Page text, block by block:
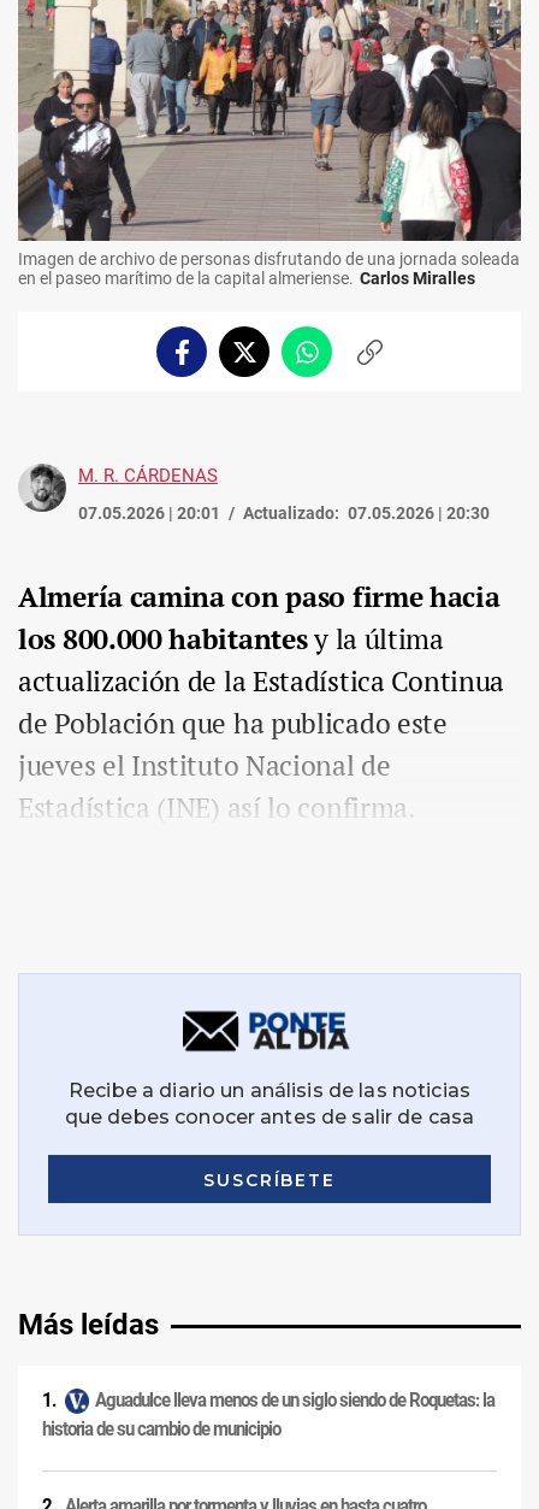
Imagen de archivo de personas disfrutando de una jornada soleada
en el paseo marítimo de la capital almeriense. Carlos Miralles
FacebookTwitterWhatsappCopiar
M. R. CÁRDENAS
07.05.2026 | 20:01 Actualizado: 07.05.2026 | 20:30
Almería camina con paso firme hacia
los 800.000 habitantesy la última
actualización de la Estadística Continua
de Población que ha publicado este
jueves el Instituto Nacional de
Estadística (INE) así lo confirma.
Más leídas
Aguadulce lleva menos de un siglo siendo de Roquetas: la
historia de su cambio de municipio